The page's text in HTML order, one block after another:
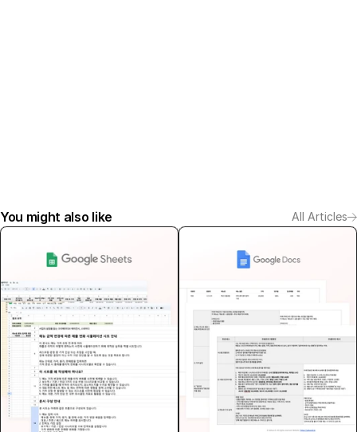
You might also like All Articles